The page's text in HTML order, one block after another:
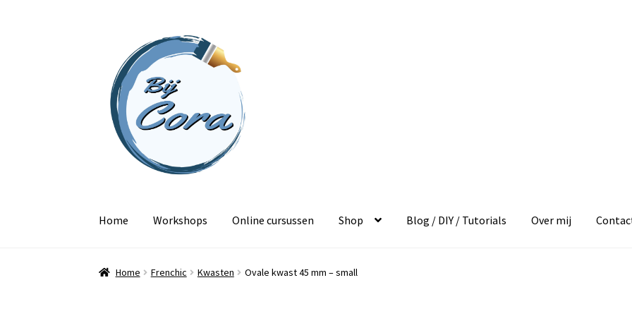
naar
navigatie
inhoud
Home Workshops Online cursussen Shop Blog / DIY / Tutorials Over mij
Home Frenchic Kwasten Ovale kwast 45 mm – small